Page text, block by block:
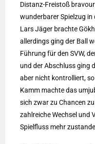
Distanz-Freistoß
wunderbarer Spielzug in
Lars Jäger brachte
allerdings ging der Ball
Führung für den SVW,
und der Abschluss ging
aber nicht kontrolliert,
Kamm machte das
sich zwar zu Chancen
zahlreiche Wechsel und
Spielfluss mehr